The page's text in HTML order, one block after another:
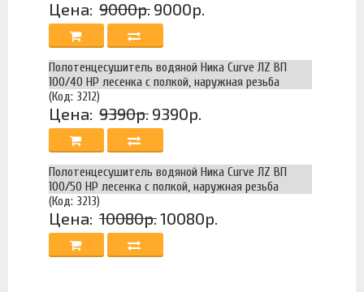
Цена: 9000р. 9000р.
Полотенцесушитель водяной Ника Curve ЛZ ВП
100/40 НР лесенка с полкой, наружная резьба
(Код: 3212)
Цена: 9390р. 9390р.
Полотенцесушитель водяной Ника Curve ЛZ ВП
100/50 НР лесенка с полкой, наружная резьба
(Код: 3213)
Цена: 10080р.10080р.